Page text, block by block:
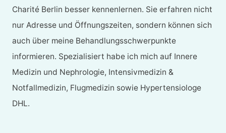
Charité Berlin besser kennenlernen. Sie erfahren nicht
nur Adresse und Öffnungszeiten, sondern können sich
auch über meine Behandlungsschwerpunkte
informieren. Spezialisiert habe ich mich auf Innere
Medizin und Nephrologie, Intensivmedizin &
Notfallmedizin, Flugmedizin sowie Hypertensiologe
DHL.